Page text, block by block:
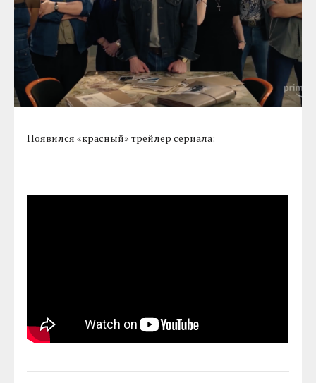
Появился «красный» трейлер сериала: